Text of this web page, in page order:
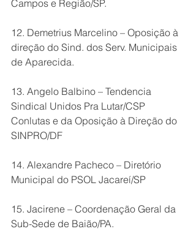
Campos e Região/SP.
12. Demetrius Marcelino – Oposição à
direção do Sind. dos Serv. Municipais
de Aparecida.
13. Angelo Balbino – Tendencia
Sindical Unidos Pra Lutar/CSP
Conlutas e da Oposição à Direção do
SINPRO/DF
14. Alexandre Pacheco – Diretório
Municipal do PSOL Jacareí/SP
15. Jacirene – Coordenação Geral da
Sub-Sede de Baião/PA.